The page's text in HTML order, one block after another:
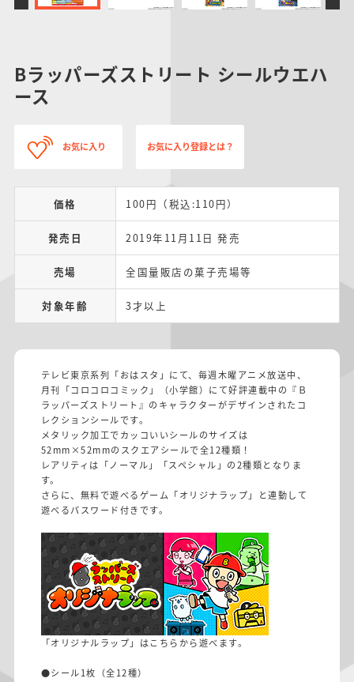
Bラッパーズストリート シールウエハ
ース
お気に入り お気に入り登録とは？
価格 100円（税込:110円）
発売日 2019年11月11日 発売
売場 全国量販店の菓子売場等
対象年齢 3才以上
テレビ東京系列「おはスタ」にて、毎週木曜アニメ放送中、
月刊「コロコロコミック」（小学館）にて好評連載中の『Ｂ
ラッパーズストリート』のキャラクターがデザインされたコ
レクションシールです。
メタリック加工でカッコいいシールのサイズは
52mm×52mmのスクエアシールで全12種類！
レアリティは「ノーマル」「スペシャル」の2種類となりま
す。
さらに、無料で遊べるゲーム「オリジナラップ」と連動して
遊べるパスワード付きです。
「オリジナルラップ」はこちらから遊べます。
●シール1枚（全12種）